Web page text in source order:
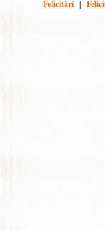
Felicitări |